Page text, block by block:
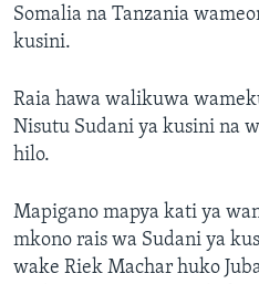
Somalia na Tanzania
kusini.
Raia hawa walikuwa
Nisutu Sudani ya kusini na
hilo.
Mapigano mapya kati ya
mkono rais wa Sudani ya
wake Riek Machar huko